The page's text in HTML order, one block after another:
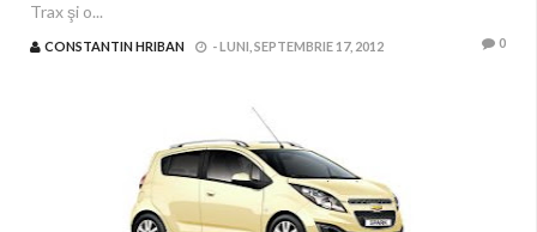
Trax şi o...
CONSTANTIN HRIBAN -LUNI, SEPTEMBRIE 17, 2012 0